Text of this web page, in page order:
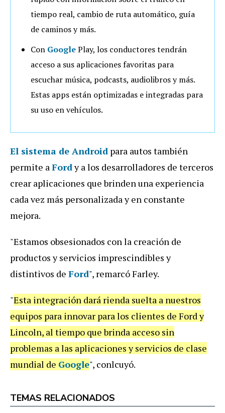
tiempo real, cambio de ruta automático, guía
de caminos y más.
Con GooglePlay, los conductores tendrán
acceso a sus aplicaciones favoritas para
escuchar música, podcasts, audiolibros y más.
Estas apps están optimizadas e integradas para
su uso en vehículos.
El sistema de Android para autos también
permite aFordy a los desarrolladores de terceros
crear aplicaciones que brinden una experiencia
cada vez más personalizada y en constante
mejora.
"Estamos obsesionados con la creación de
productos y servicios imprescindibles y
distintivos de Ford", remarcó Farley.
"Esta integración dará rienda suelta a nuestros
equipos para innovar para los clientes de Ford y
Lincoln, al tiempo que brinda acceso sin
problemas a las aplicaciones y servicios de clase
mundial de Google", conlcuyó.
TEMAS RELACIONADOS